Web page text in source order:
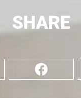
SHARE